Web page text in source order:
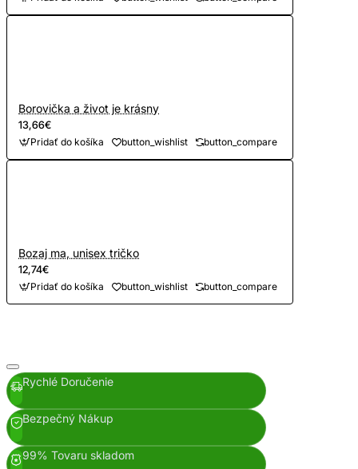
Borovička a život je krásny
13,66€
Pridať do košíka button_wishlist button_compare
Bozaj ma, unisex tričko
12,74€
Pridať do košíka button_wishlist button_compare
Rychlé Doručenie
Bezpečný Nákup
99% Tovaru skladom